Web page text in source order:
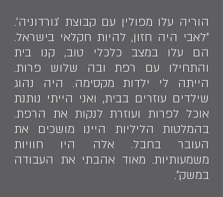
הוריה עלו מפולין עם קבוצת ׳גורדוניה׳.
״לאבי היה חזון, להיות חקלאי בישראל.
הם עלו במצב כלכלי טוב, קנו בית
והתחילו עם רפת ובה שלוש פרות.
הייתה לי ילדות מקסימה. היה נהוג
שילדים עוזרים בבית, ואני הייתי נותנת
אוכל לפרות ועוזרת לנקות את הרפת.
בהמלטות הליליות היינו מושכים את
העובר בחבל. אלה היו חוויות
משמעותיות. מאוד אהבתי את העבודה
במשק״.